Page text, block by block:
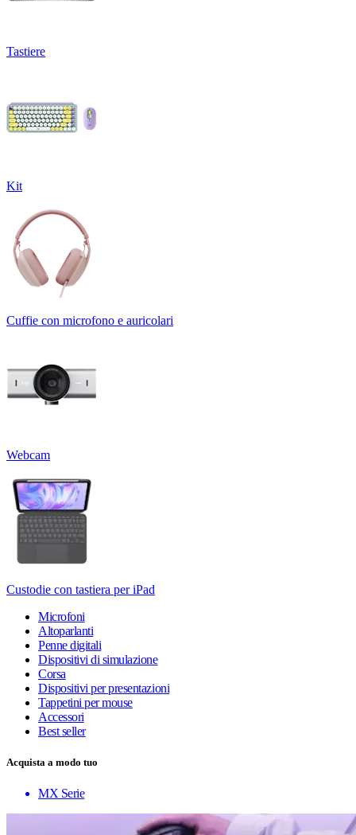
Tastiere
Kit
Cuffie con microfono e auricolari
Webcam
Custodie con tastiera per iPad
Microfoni
Altoparlanti
Penne digitali
Dispositivi di simulazione
Corsa
Dispositivi per presentazioni
Tappetini per mouse
Accessori
Best seller
Acquista a modo tuo
MX Serie